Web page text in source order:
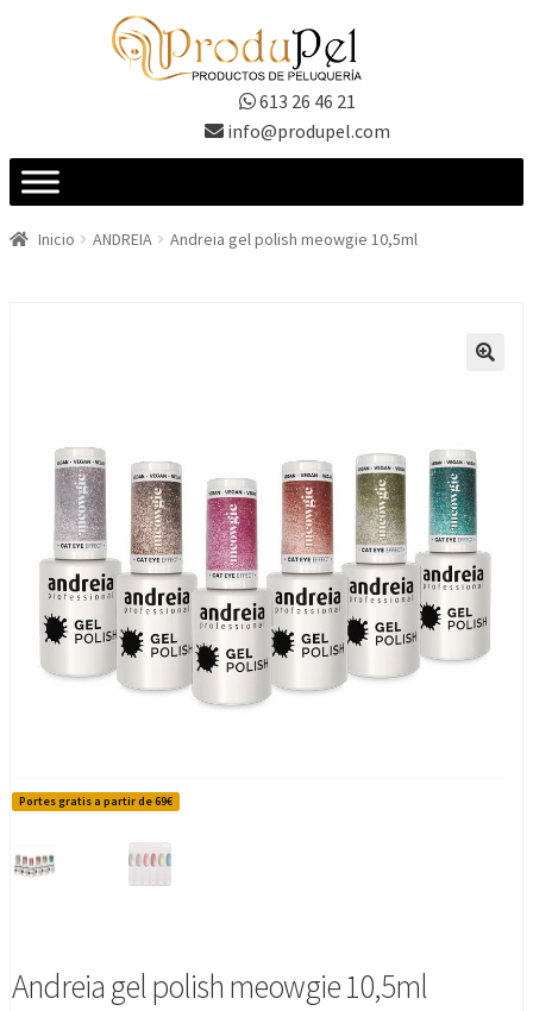
613 26 46 21
info@produpel.com
Inicio ANDREIA Andreia gel polish meowgie 10,5ml
Portes gratis a partir de 69€
Andreia gel polish meowgie 10,5ml